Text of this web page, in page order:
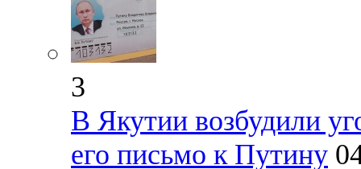
3
В Якутии возбудили
его письмо к Путину